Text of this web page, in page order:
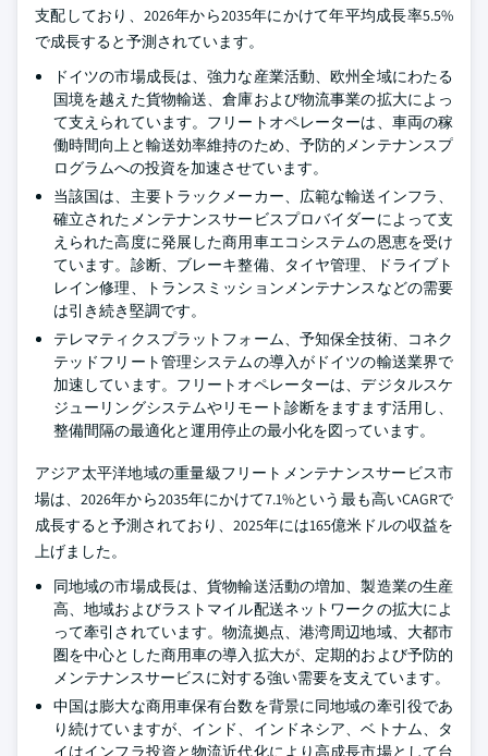
支配しており、2026年から2035年にかけて年平均成長率5.5%
で成長すると予測されています。
ドイツの市場成長は、強力な産業活動、欧州全域にわたる
国境を越えた貨物輸送、倉庫および物流事業の拡大によっ
て支えられています。フリートオペレーターは、車両の稼
働時間向上と輸送効率維持のため、予防的メンテナンスプ
ログラムへの投資を加速させています。
当該国は、主要トラックメーカー、広範な輸送インフラ、
確立されたメンテナンスサービスプロバイダーによって支
えられた高度に発展した商用車エコシステムの恩恵を受け
ています。診断、ブレーキ整備、タイヤ管理、ドライブト
レイン修理、トランスミッションメンテナンスなどの需要
は引き続き堅調です。
テレマティクスプラットフォーム、予知保全技術、コネク
テッドフリート管理システムの導入がドイツの輸送業界で
加速しています。フリートオペレーターは、デジタルスケ
ジューリングシステムやリモート診断をますます活用し、
整備間隔の最適化と運用停止の最小化を図っています。
アジア太平洋地域の重量級フリートメンテナンスサービス市
場は、2026年から2035年にかけて7.1%という最も高いCAGRで
成長すると予測されており、2025年には165億米ドルの収益を
上げました。
同地域の市場成長は、貨物輸送活動の増加、製造業の生産
高、地域およびラストマイル配送ネットワークの拡大によ
って牽引されています。物流拠点、港湾周辺地域、大都市
圏を中心とした商用車の導入拡大が、定期的および予防的
メンテナンスサービスに対する強い需要を支えています。
中国は膨大な商用車保有台数を背景に同地域の牽引役であ
り続けていますが、インド、インドネシア、ベトナム、タ
イはインフラ投資と物流近代化により高成長市場として台